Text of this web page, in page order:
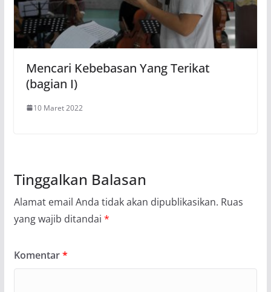
Mencari Kebebasan Yang Terikat
(bagian I)
10 Maret 2022
Tinggalkan Balasan
Alamat email Anda tidak akan dipublikasikan. Ruas
yang wajib ditandai *
Komentar*